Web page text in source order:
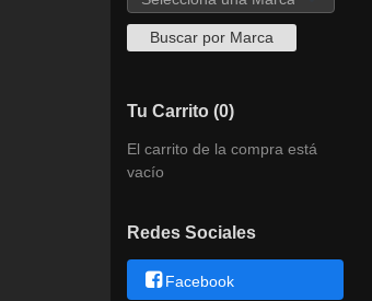
Tu Carrito (0)
El carrito de la compra está
vacío
Redes Sociales
Facebook